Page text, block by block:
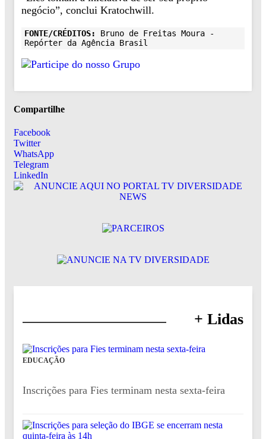
negócio”, conclui Kratochwill.
FONTE/CRÉDITOS:
Bruno de Freitas Moura -
Repórter da Agência Brasil
Compartilhe
Facebook
Twitter
WhatsApp
Telegram
LinkedIn
+ Lidas
EDUCAÇÃO
Inscrições para Fies terminam nesta sexta-feira